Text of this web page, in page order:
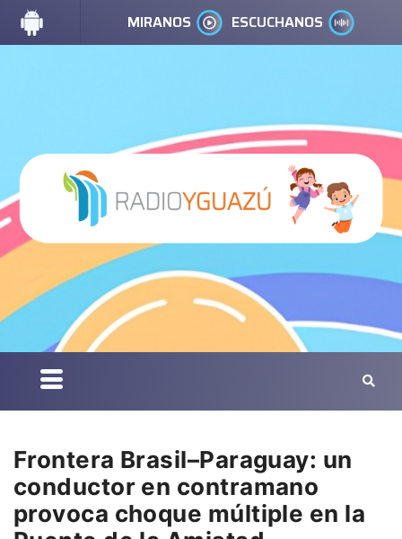
MIRANOS ESCUCHANOS
Frontera Brasil–Paraguay: un
conductor en contramano
provoca choque múltiple en la